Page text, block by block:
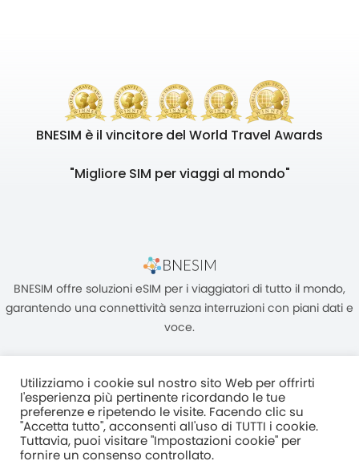
BNESIM è il vincitore del World Travel Awards
"Migliore SIM per viaggi al mondo"
BNESIM offre soluzioni eSIM per i viaggiatori di tutto il mondo,
garantendo una connettività senza interruzioni con piani dati e
voce.
Unità C, 8/F, King Palace Plaza, NO:55 King Yip Street, Kwun Tong,
Kowloon, HONG KONG
2017–2025 BNESIM LIMITED Tutti i diritti riservati
Utilizziamo i cookie sul nostro sito Web per offrirti
l'esperienza più pertinente ricordando le tue
preferenze e ripetendo le visite. Facendo clic su
"Accetta tutto", acconsenti all'uso di TUTTI i cookie.
Tuttavia, puoi visitare "Impostazioni cookie" per
fornire un consenso controllato.